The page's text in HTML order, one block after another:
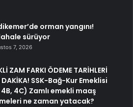
orman yangını!
sürüyor
7, 2026
ZAM FARKI ÖDEME TARİHLERİ
DAKİKA! SSK-Bağ-Kur Emeklisi
4C) Zamlı emekli maaş
ne zaman yatacak?